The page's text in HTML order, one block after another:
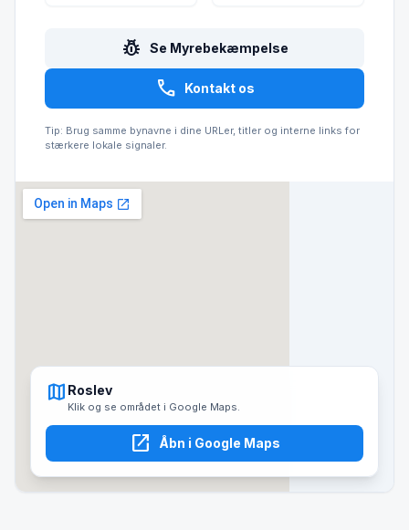
pest_control Se Myrebekæmpelse
call Kontakt os
Tip: Brug samme bynavne i dine URLer, titler og interne links for
stærkere lokale signaler.
map Roslev
Klik og se området i Google Maps.
open_in_new Åbn i Google Maps